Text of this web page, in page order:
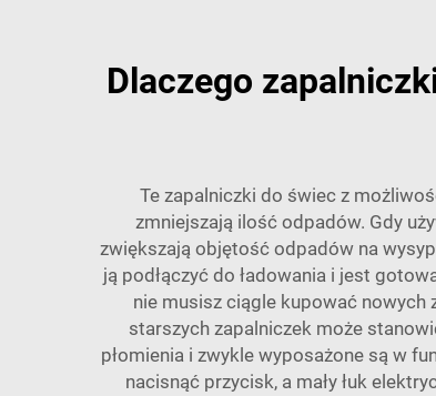
Dlaczego
Te zapalniczki do świec z
zmniejszają ilość odpadów. Gdy
zwiększają objętość odpadów na
ją podłączyć do ładowania i jest
nie musisz ciągle kupować nowych
starszych zapalniczek może
płomienia i zwykle wyposażone są w
nacisnąć przycisk, a mały łuk